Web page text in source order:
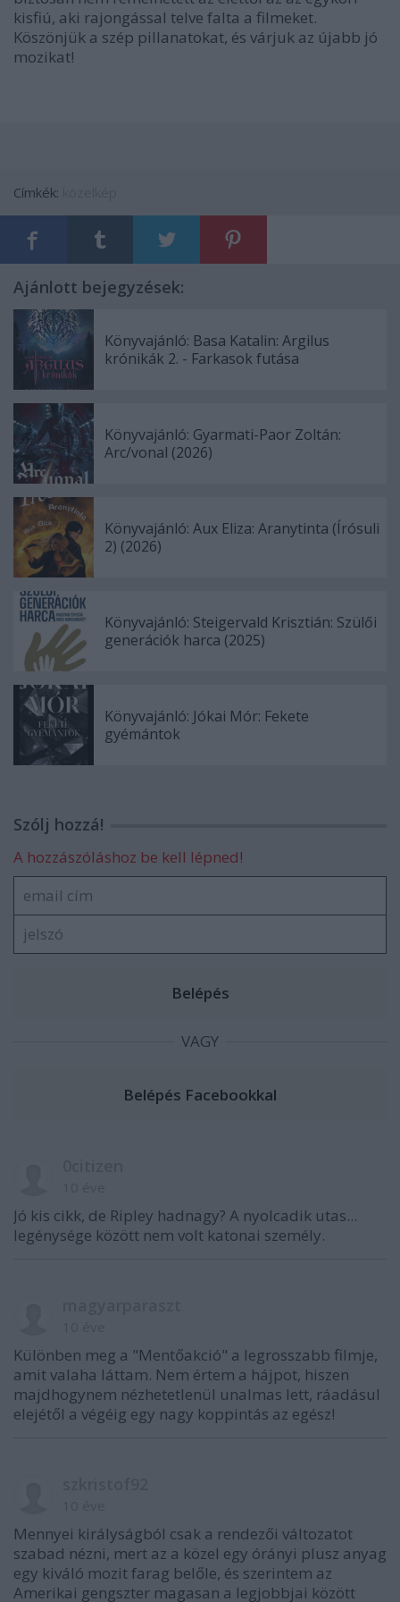
kisfiú, aki rajongással telve falta a filmeket.
Köszönjük a szép pillanatokat, és várjuk az újabb jó
mozikat!
Címkék:
Ajánlott bejegyzések:
Könyvajánló: Basa Katalin: Argilus
krónikák 2. - Farkasok futása
Könyvajánló: Gyarmati-Paor Zoltán:
Arc/vonal (2026)
Könyvajánló: Aux Eliza: Aranytinta (Írósuli
2) (2026)
Könyvajánló: Steigervald Krisztián: Szülői
generációk harca (2025)
Könyvajánló: Jókai Mór: Fekete
gyémántok
Szólj hozzá!
A hozzászóláshoz be kell lépned!
VAGY
Jó kis cikk, de Ripley hadnagy? A nyolcadik utas...
legénysége között nem volt katonai személy.
Különben meg a "Mentőakció" a legrosszabb filmje,
amit valaha láttam. Nem értem a hájpot, hiszen
majdhogynem nézhetetlenül unalmas lett, ráadásul
elejétől a végéig egy nagy koppintás az egész!
Mennyei királyságból csak a rendezői változatot
szabad nézni, mert az a közel egy órányi plusz anyag
egy kiváló mozit farag belőle, és szerintem az
Amerikai gengszter magasan a legjobbjai között